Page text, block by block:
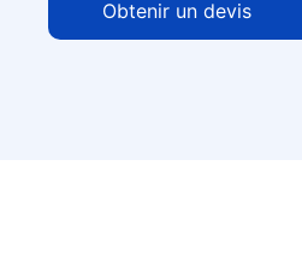
Obtenir un devis